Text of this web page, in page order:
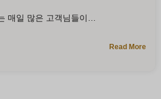
매일 많은 고객님들이
Read More